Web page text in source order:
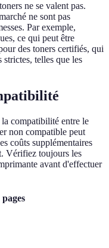
ne se valent pas.
ne sont pas
Par exemple,
ce qui peut être
des toners certifiés, qui
strictes, telles que les
compatibilité entre le
non compatible peut
coûts supplémentaires
Vérifiez toujours les
avant d'effectuer